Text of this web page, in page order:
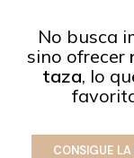
No busca
sino ofrecer
taza, lo
CONSIGUE LA